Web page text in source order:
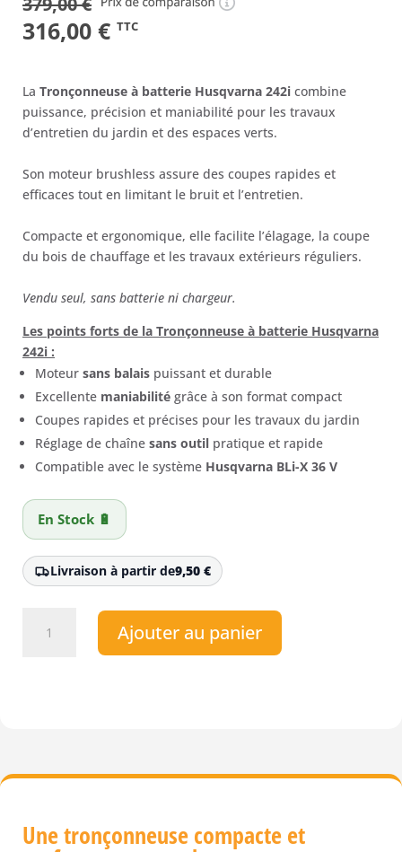
Le
initial
était :
379,00 €.
316,00 €Le
actuel
est :
316,00 €.
TTC
La Tronçonneuse à batterie Husqvarna 242i combine
puissance, précision et maniabilité pour les travaux
d’entretien du jardin et des espaces verts.
Son moteur brushless assure des coupes rapides et
efficaces tout en limitant le bruit et l’entretien.
Compacte et ergonomique, elle facilite l’élagage, la coupe
du bois de chauffage et les travaux extérieurs réguliers.
Vendu seul, sans batterie ni chargeur.
Les points forts de la Tronçonneuse à batterie Husqvarna
242i :
Moteur sans balais puissant et durable
Excellente maniabilité grâce à son format compact
Coupes rapides et précises pour les travaux du jardin
Réglage de chaîne sans outil pratique et rapide
Compatible avec le système Husqvarna BLi-X 36 V
En Stock 🔋
Livraison à partir de9,50 €
Tronçonneuse
Ajouter au panier
Une tronçonneuse compacte et